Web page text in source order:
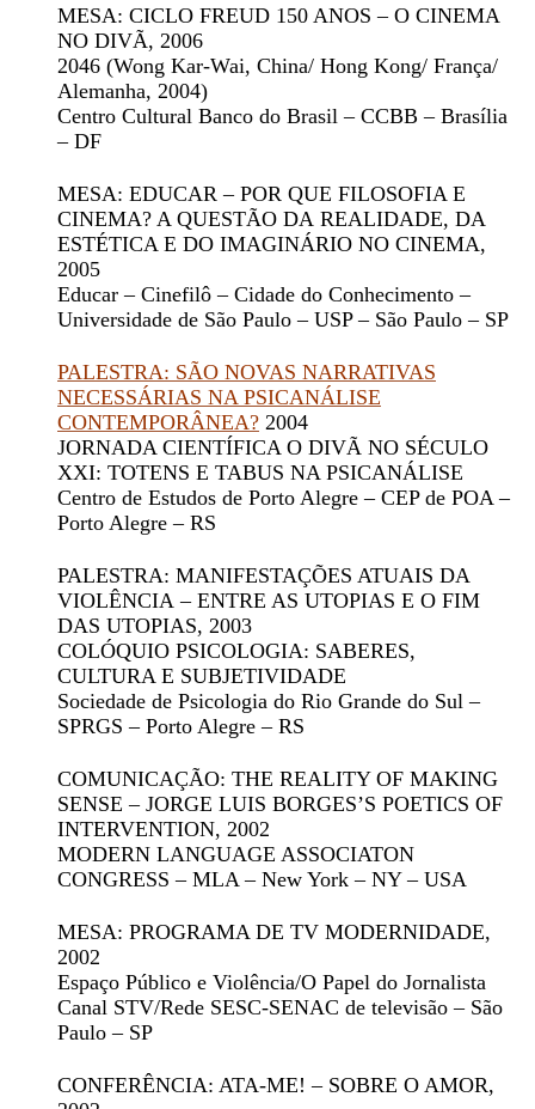
MESA: CICLO FREUD 150 ANOS – O CINEMA
NO DIVÃ, 2006
2046 (Wong Kar-Wai, China/ Hong Kong/ França/
Alemanha, 2004)
Centro Cultural Banco do Brasil – CCBB – Brasília
– DF
MESA: EDUCAR – POR QUE FILOSOFIA E
CINEMA? A QUESTÃO DA REALIDADE, DA
ESTÉTICA E DO IMAGINÁRIO NO CINEMA,
2005
Educar – Cinefilô – Cidade do Conhecimento –
Universidade de São Paulo – USP – São Paulo – SP
PALESTRA: SÃO NOVAS NARRATIVAS
NECESSÁRIAS NA PSICANÁLISE
CONTEMPORÂNEA? 2004
JORNADA CIENTÍFICA O DIVÃ NO SÉCULO
XXI: TOTENS E TABUS NA PSICANÁLISE
Centro de Estudos de Porto Alegre – CEP de POA –
Porto Alegre – RS
PALESTRA: MANIFESTAÇÕES ATUAIS DA
VIOLÊNCIA – ENTRE AS UTOPIAS E O FIM
DAS UTOPIAS, 2003
COLÓQUIO PSICOLOGIA: SABERES,
CULTURA E SUBJETIVIDADE
Sociedade de Psicologia do Rio Grande do Sul –
SPRGS – Porto Alegre – RS
COMUNICAÇÃO: THE REALITY OF MAKING
SENSE – JORGE LUIS BORGES’S POETICS OF
INTERVENTION, 2002
MODERN LANGUAGE ASSOCIATON
CONGRESS – MLA – New York – NY – USA
MESA: PROGRAMA DE TV MODERNIDADE,
2002
Espaço Público e Violência/O Papel do Jornalista
Canal STV/Rede SESC-SENAC de televisão – São
Paulo – SP
CONFERÊNCIA: ATA-ME! – SOBRE O AMOR,